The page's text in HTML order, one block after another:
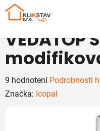
Prejsť
VEDATOP
Priemerné
hodnotenie
9 hodnotení Podrobnosti
Značka: Icopal